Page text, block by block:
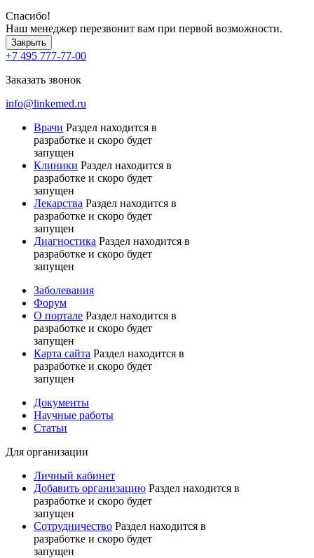
Спасибо!
Наш менеджер перезвонит вам при первой возможности.
Закрыть
+7 495 777-77-00
Заказать звонок
info@linkemed.ru
Врачи Раздел находится в
разработке и скоро будет
запущен
Клиники Раздел находится в
разработке и скоро будет
запущен
Лекарства Раздел находится в
разработке и скоро будет
запущен
Диагностика Раздел находится в
разработке и скоро будет
запущен
Заболевания
Форум
О портале Раздел находится в
разработке и скоро будет
запущен
Карта сайта Раздел находится в
разработке и скоро будет
запущен
Документы
Научные работы
Статьи
Для организации
Личный кабинет
Добавить организацию Раздел находится в
разработке и скоро будет
запущен
Сотрудничество Раздел находится в
разработке и скоро будет
запущен